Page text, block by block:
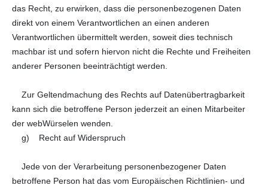
das Recht, zu erwirken, dass die personenbezogenen Daten
direkt von einem Verantwortlichen an einen anderen
Verantwortlichen übermittelt werden, soweit dies technisch
machbar ist und sofern hiervon nicht die Rechte und Freiheiten
anderer Personen beeinträchtigt werden.
Zur Geltendmachung des Rechts auf Datenübertragbarkeit
kann sich die betroffene Person jederzeit an einen Mitarbeiter
der webWürselen wenden.
g) Recht auf Widerspruch
Jede von der Verarbeitung personenbezogener Daten
betroffene Person hat das vom Europäischen Richtlinien- und